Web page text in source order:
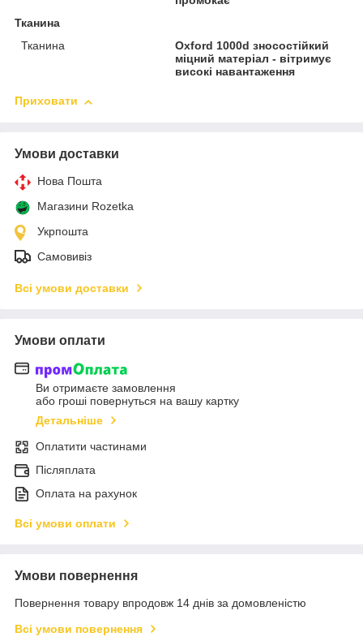
Тканина
Тканина
Oxford 1000d зносостійкий
міцний матеріал - вітримує
високі навантаження
Приховати
Умови доставки
Нова Пошта
Магазини Rozetka
Укрпошта
Самовивіз
Всі умови доставки
Умови оплати
Ви отримаєте замовлення
або гроші повернуться на вашу картку
Детальніше
Оплатити частинами
Післяплата
Оплата на рахунок
Всі умови оплати
Умови повернення
Повернення товару впродовж 14 днів за домовленістю
Всі умови повернення